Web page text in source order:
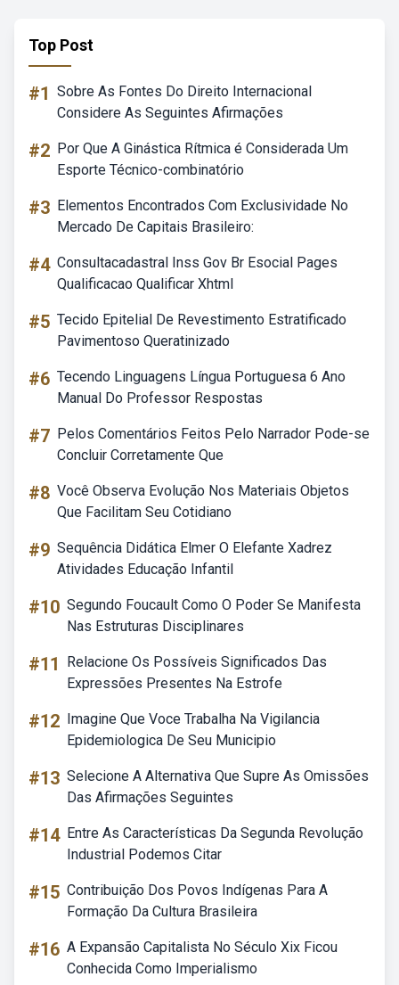
Top Post
#1 Sobre As Fontes Do Direito Internacional
Considere As Seguintes Afirmações
#2 Por Que A Ginástica Rítmica é Considerada Um
Esporte Técnico-combinatório
#3 Elementos Encontrados Com Exclusividade No
Mercado De Capitais Brasileiro:
#4 Consultacadastral Inss Gov Br Esocial Pages
Qualificacao Qualificar Xhtml
#5 Tecido Epitelial De Revestimento Estratificado
Pavimentoso Queratinizado
#6 Tecendo Linguagens Língua Portuguesa 6 Ano
Manual Do Professor Respostas
#7 Pelos Comentários Feitos Pelo Narrador Pode-se
Concluir Corretamente Que
#8 Você Observa Evolução Nos Materiais Objetos
Que Facilitam Seu Cotidiano
#9 Sequência Didática Elmer O Elefante Xadrez
Atividades Educação Infantil
#10 Segundo Foucault Como O Poder Se Manifesta
Nas Estruturas Disciplinares
#11
Relacione Os Possíveis Significados Das
Expressões Presentes Na Estrofe
#12 Imagine Que Voce Trabalha Na Vigilancia
Epidemiologica De Seu Municipio
#13 Selecione A Alternativa Que Supre As Omissões
Das Afirmações Seguintes
#14 Entre As Características Da Segunda Revolução
Industrial Podemos Citar
#15 Contribuição Dos Povos Indígenas Para A
Formação Da Cultura Brasileira
#16 A Expansão Capitalista No Século Xix Ficou
Conhecida Como Imperialismo